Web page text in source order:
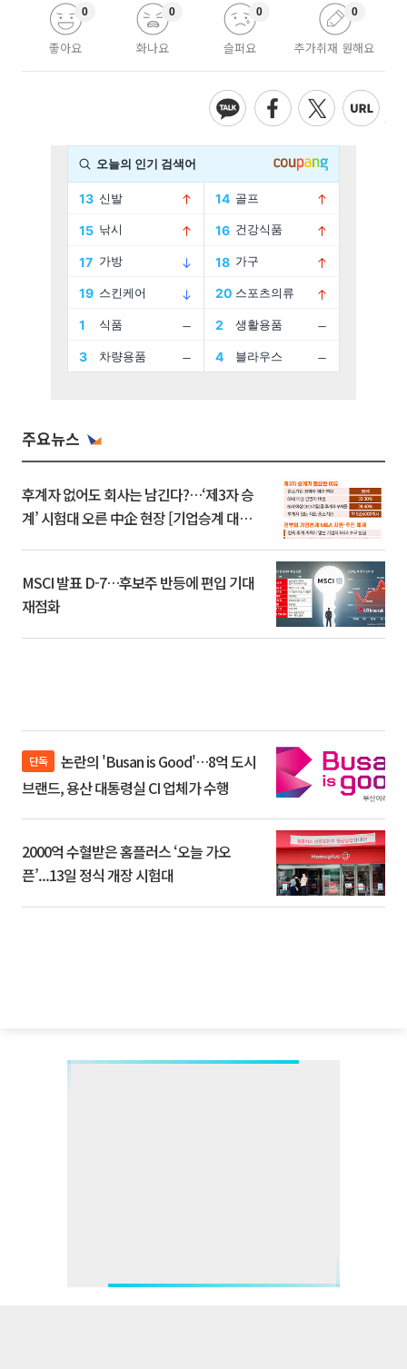
좋아요
0
화나요
0
슬퍼요
0
추가취재 원해요
0
주요뉴스
후계자 없어도 회사는 남긴다?…‘제3자 승
계’ 시험대 오른 中企 현장 [기업승계 대전
MSCI 발표 D-7…후보주 반등에 편입 기대
재점화
단독
브랜드, 용산 대통령실 CI 업체가 수행
2000억 수혈받은 홈플러스 ‘오늘 가오
픈’...13일 정식 개장 시험대